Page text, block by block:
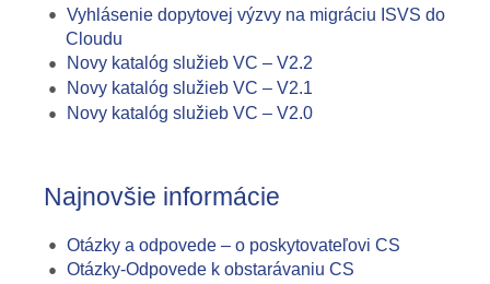
Vyhlásenie dopytovej výzvy na migráciu ISVS do
Cloudu
Novy katalóg služieb VC – V2.2
Novy katalóg služieb VC – V2.1
Novy katalóg služieb VC – V2.0
Najnovšie informácie
Otázky a odpovede – o poskytovateľovi CS
Otázky-Odpovede k obstarávaniu CS